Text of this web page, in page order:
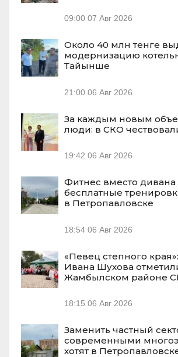
09:00 07 Авг 2026
Около 40 млн тенге
модернизацию
Тайынше
21:00 06 Авг 2026
За каждым новым
люди: в СКО
19:42 06 Авг 2026
Фитнес вместо
бесплатные
в Петропавловске
18:54 06 Авг 2026
«Певец степного
Ивана Шухова
Жамбылском районе
18:15 06 Авг 2026
Заменить частный
современными
хотят в